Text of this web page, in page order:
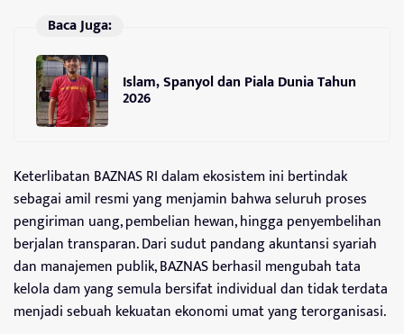
Baca Juga:
Islam, Spanyol dan Piala Dunia Tahun
2026
Keterlibatan BAZNAS RI dalam ekosistem ini bertindak
sebagai amil resmi yang menjamin bahwa seluruh proses
pengiriman uang, pembelian hewan, hingga penyembelihan
berjalan transparan. Dari sudut pandang akuntansi syariah
dan manajemen publik, BAZNAS berhasil mengubah tata
kelola dam yang semula bersifat individual dan tidak terdata
menjadi sebuah kekuatan ekonomi umat yang terorganisasi.